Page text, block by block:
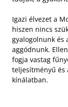
Igazi élvezet a
hiszen nincs
gyalogolnunk és
aggódnunk.
fogja vastag
teljesítményű és
kínálatban.